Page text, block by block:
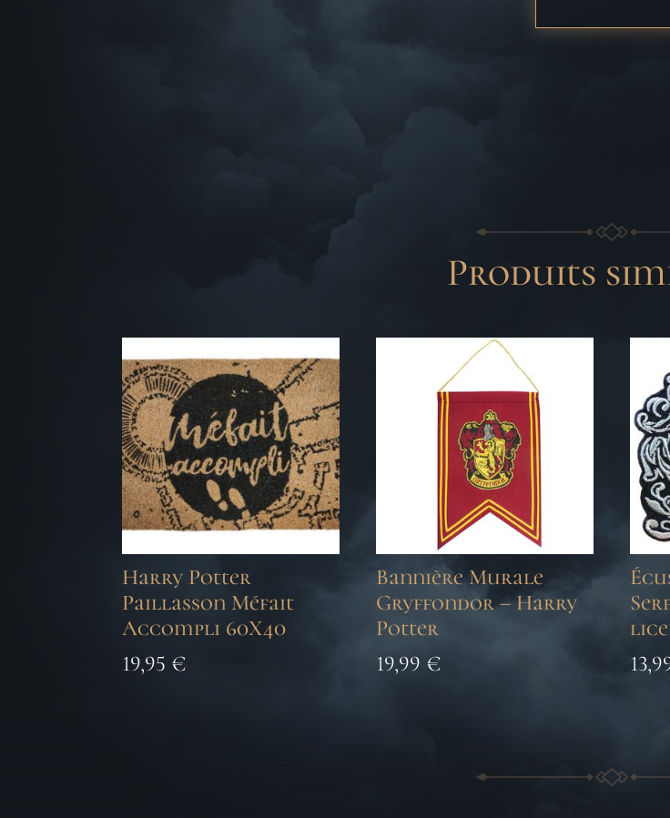
Produits
Harry Potter
Paillasson Méfait
Accompli 60X40
19,95 €
Bannière Murale
Gryffondor – Harry
Potter
19,99 €